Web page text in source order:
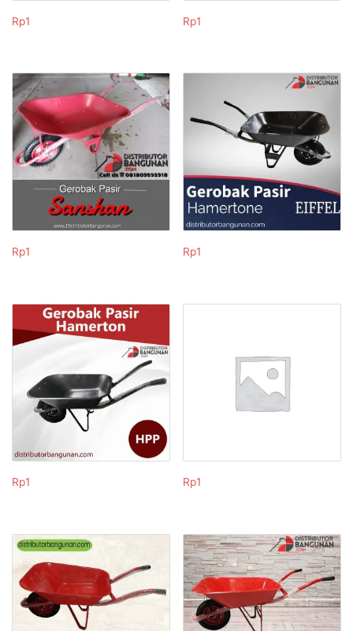
Rp1 Rp1
Rp1 Rp1
Rp1 Rp1